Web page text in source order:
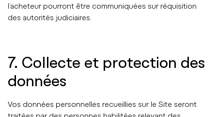
l’acheteur pourront être communiquées sur réquisition
des autorités judiciaires.
7. Collecte et protection des
données
Vos données personnelles recueillies sur le Site seront